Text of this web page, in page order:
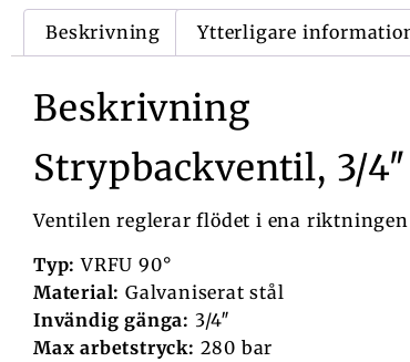
Beskrivning Ytterligare
Beskrivning
Strypbackventil, 3/4″
Ventilen reglerar flödet i ena
Typ: VRFU 90°
Material: Galvaniserat stål
Invändig gänga: 3/4″
Max arbetstryck: 280 bar